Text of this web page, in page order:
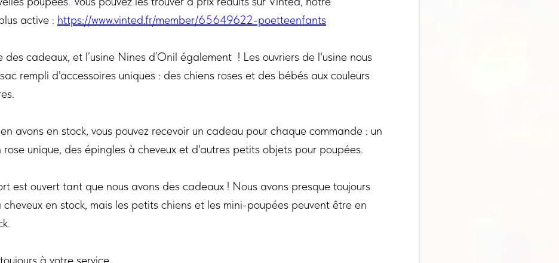
active : https://www.vinted.fr/member/65649622-poetteenfants
cadeaux, et l’usine Nines d’Onil également ! Les ouvriers de l'usine nous
rempli d'accessoires uniques : des chiens roses et des bébés aux couleurs
avons en stock, vous pouvez recevoir un cadeau pour chaque commande : un
rose unique, des épingles à cheveux et d'autres petits objets pour poupées.
est ouvert tant que nous avons des cadeaux ! Nous avons presque toujours
en stock, mais les petits chiens et les mini-poupées peuvent être en
à votre service.